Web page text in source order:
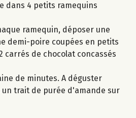
dans 4 petits ramequins
ramequin, déposer une
demi-poire coupées en petits
carrés de chocolat concassés
de minutes. A déguster
un trait de purée d'amande sur